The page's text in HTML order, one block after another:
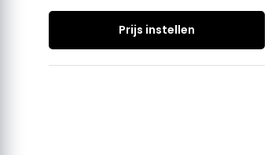
Prijs instellen